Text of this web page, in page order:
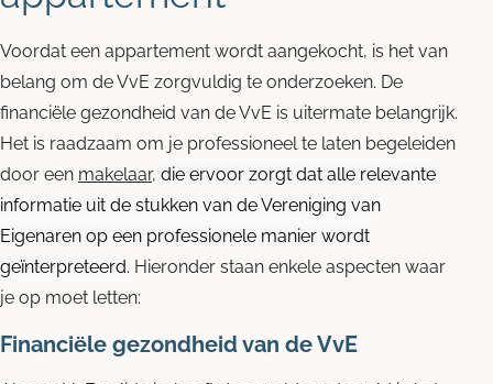
Voordat een appartement wordt aangekocht, is het van
belang om de VvE zorgvuldig te onderzoeken. De
financiële gezondheid van de VvE is uitermate belangrijk.
Het is raadzaam om je professioneel te laten begeleiden
door een makelaar, die ervoor zorgt dat alle relevante
informatie uit de stukken van de Vereniging van
Eigenaren op een professionele manier wordt
geïnterpreteerd. Hieronder staan enkele aspecten waar
je op moet letten:
Financiële gezondheid van de VvE